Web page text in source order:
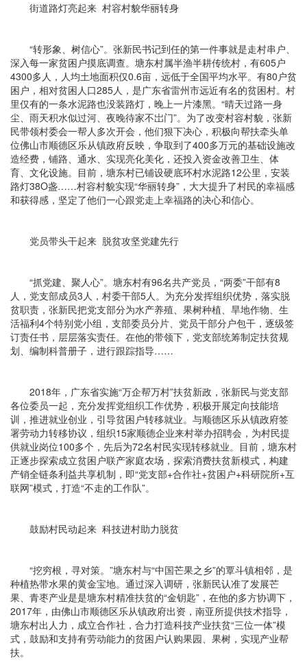
街道路灯亮起来 村容村貌华丽转身
“转形象、树信心”。张新民书记到任的第一件事就是走村串户、
深入每一家贫困户摸底调查。塘东村属半渔半耕传统村，有605户
4300多人，人均土地面积仅0.6亩，远低于全国平均水平。有80户贫
困户，相对贫困人口285人，是广东省雷州市远近有名的贫困村。村
里仅有的一条水泥路也没装路灯，晚上一片漆黑。“晴天过路一身
尘、雨天积水似过河、夜晚待家不岀门”。为了改变村容村貌，张新
民带领村委会一帮人多次开会，他们狠下决心，积极向帮扶牵头单
位佛山市顺德区乐从镇政府反映，争取到了400多万元的基础设施改
造经费，铺路、通水、实现亮化美化，还投入资金改善卫生、体
育、文化设施。目前，塘东村已铺设硬底环村水泥路12公里，安装
路灯38O盏……村容村貌实现“华丽转身”，大大提升了村民的幸福感
和获得感，坚定了他们一心跟党走上幸福路的决心和信心。
党员带头干起来 脱贫攻坚党建先行
“抓党建、聚人心”。塘东村有96名共产党员，“两委”干部有8
人，党支部成员3人，村委干部5人。为充分发挥组织优势，落实脱
贫职责，张新民把党支部分为水产养殖、果树种植、旱地作物、生
活福利4个特别党小组，支部委员分片、党员干部分户包干，逐级签
订责任书，层层落实责任。在他的带领下，党支部统筹制定扶贫规
划、编制科普册子，进行跟踪指导……
2018年，广东省实施“万企帮万村”扶贫新政，张新民与党支部
各位委员一起，充分发挥党组织工作优势，积极开展定向技能培
训，推进就业创业，引导贫困户转移就业。与顺德区乐从镇政府签
署劳动力转移协议，组织15家顺德企业来村举办招聘会，为村民提
供就业岗位100多个，先后为72名村民实现转移就业。目前，塘东村
正逐步探索成立贫困户联产家庭农场，探索消费扶贫新模式，构建
产销全链条利益共享机制，即“党支部+合作社+贫困户+科研院所+互
联网”模式，打造“不走的工作队”。
鼓励村民动起来 科技进村助力脱贫
“挖穷根，寻对策。”塘东村与“中国芒果之乡”的覃斗镇相邻，是
种植热带水果的黄金宝地。通过深入调研，张新民认准了发展芒
果、青枣产业是是塘东村精准扶贫的“金钥匙”，在他的多方协调下，
2017年，由佛山市顺德区乐从镇政府出资，南亚所提供技术指导，
塘东村出人力，成立合作社，合力打造科技产业扶贫“三位一体”模
式，鼓励和支持有劳动能力的贫困户认购果园、果树，实现产业帮
扶。